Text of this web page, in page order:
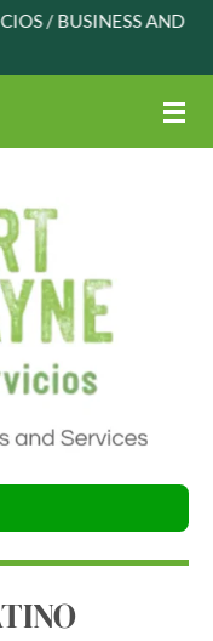
/ BUSINESS AND